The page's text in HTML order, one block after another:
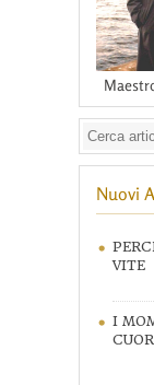
Nuovi
VITE
I